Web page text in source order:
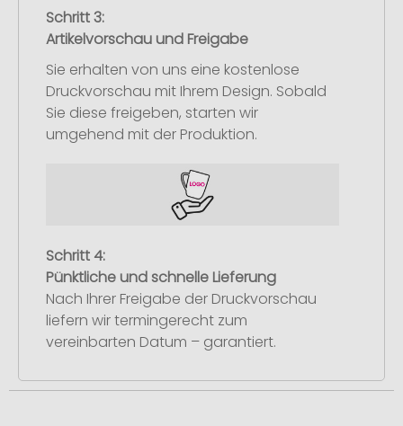
Schritt 3:
Artikelvorschau und Freigabe
Sie erhalten von uns eine kostenlose
Druckvorschau mit Ihrem Design. Sobald
Sie diese freigeben, starten wir
umgehend mit der Produktion.
Schritt 4:
Pünktliche und schnelle Lieferung
Nach Ihrer Freigabe der Druckvorschau
liefern wir termingerecht zum
vereinbarten Datum – garantiert.